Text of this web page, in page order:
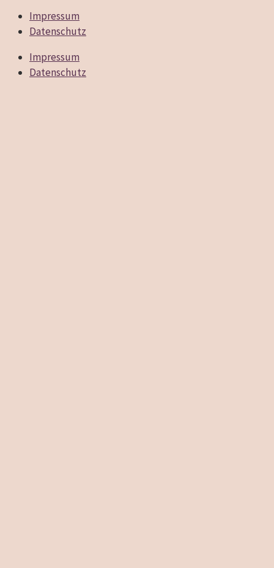
Impressum
Datenschutz
Impressum
Datenschutz